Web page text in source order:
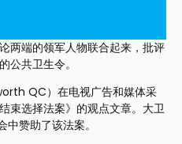
两端的领军人物联合起来，批评
公共卫生令。
QC）在电视广告和媒体采
束选择法案》的观点文章。大卫
赞助了该法案。